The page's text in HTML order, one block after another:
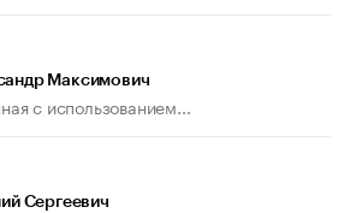
Максимович
с использованием...
Сергеевич